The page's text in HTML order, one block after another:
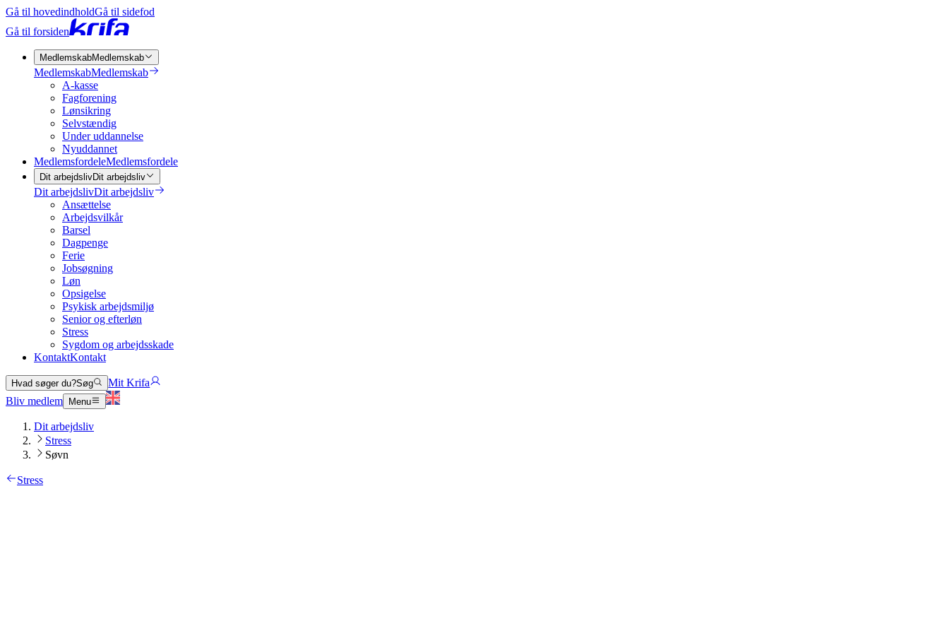
Gå til hovedindholdGå til sidefod
Gå til forsiden
MedlemskabMedlemskab
MedlemskabMedlemskab
A-kasse
Fagforening
Lønsikring
Selvstændig
Under uddannelse
Nyuddannet
MedlemsfordeleMedlemsfordele
Dit arbejdslivDit arbejdsliv
Dit arbejdslivDit arbejdsliv
Ansættelse
Arbejdsvilkår
Barsel
Dagpenge
Ferie
Jobsøgning
Løn
Opsigelse
Psykisk arbejdsmiljø
Senior og efterløn
Stress
Sygdom og arbejdsskade
KontaktKontakt
Hvad søger du?Søg
Mit Krifa
Bliv medlem
Menu
Dit arbejdsliv
Stress
Søvn
Stress